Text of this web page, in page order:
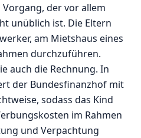
der vor allem
unüblich ist. Die Eltern
am Mietshaus eines
durchzuführen.
auch die Rechnung. In
der Bundesfinanzhof mit
sodass das Kind
im Rahmen
und Verpachtung